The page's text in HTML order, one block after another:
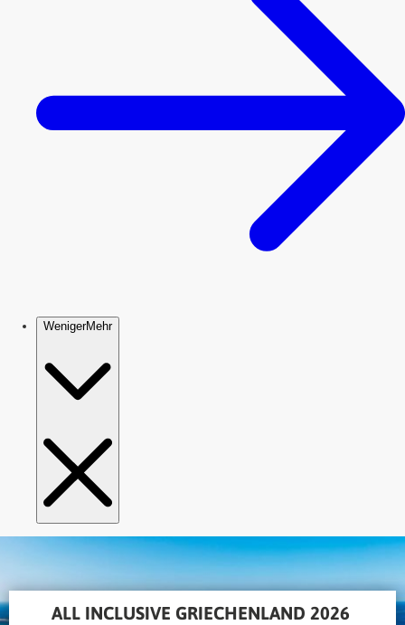
ALL INCLUSIVE GRIECHENLAND 2026